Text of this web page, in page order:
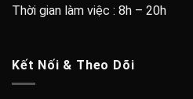
Thời gian làm việc : 8h – 20h
Kết Nối & Theo Dõi